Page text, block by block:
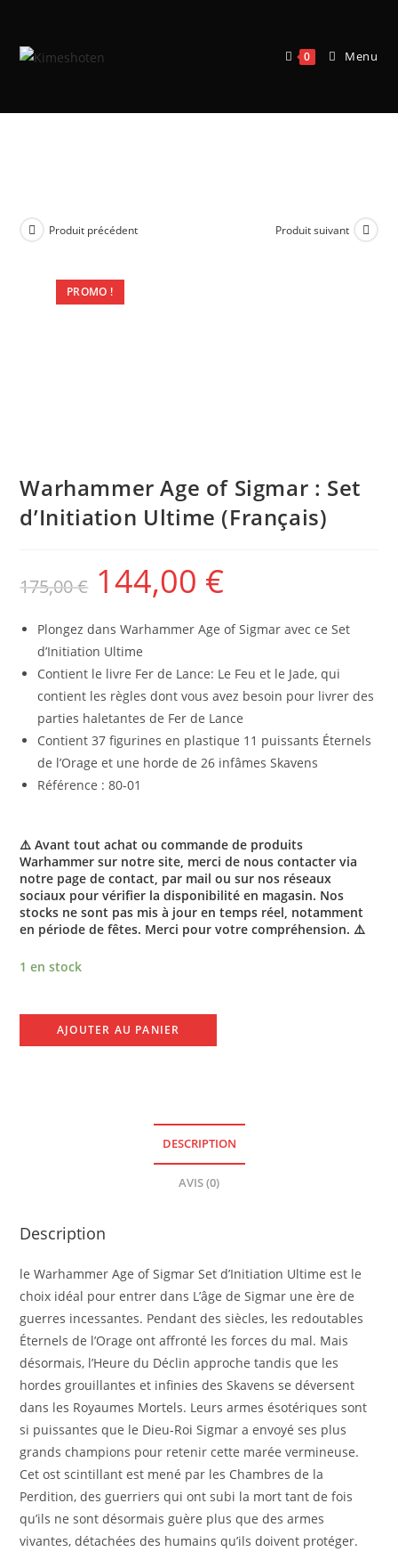
0 Menu
PROMO !
Produit précédent Produit suivant
Warhammer Age of Sigmar : Set
d’Initiation Ultime (Français)
175,00€ 144,00 €
Plongez dans Warhammer Age of Sigmar avec ce Set
d’Initiation Ultime
Contient le livre Fer de Lance: Le Feu et le Jade, qui
contient les règles dont vous avez besoin pour livrer des
parties haletantes de Fer de Lance
Contient 37 figurines en plastique 11 puissants Éternels
de l’Orage et une horde de 26 infâmes Skavens
Référence : 80-01
⚠️ Avant tout achat ou commande de produits
Warhammer sur notre site, merci de nous contacter via
notre page de contact, par mail ou sur nos réseaux
sociaux pour vérifier la disponibilité en magasin. Nos
stocks ne sont pas mis à jour en temps réel, notamment
en période de fêtes. Merci pour votre compréhension. ⚠️
1 en stock
AJOUTER AU PANIER
DESCRIPTION
AVIS (0)
Description
le Warhammer Age of Sigmar Set d’Initiation Ultime est le
choix idéal pour entrer dans L’âge de Sigmar une ère de
guerres incessantes. Pendant des siècles, les redoutables
Éternels de l’Orage ont affronté les forces du mal. Mais
désormais, l’Heure du Déclin approche tandis que les
hordes grouillantes et infinies des Skavens se déversent
dans les Royaumes Mortels. Leurs armes ésotériques sont
si puissantes que le Dieu-Roi Sigmar a envoyé ses plus
grands champions pour retenir cette marée vermineuse.
Cet ost scintillant est mené par les Chambres de la
Perdition, des guerriers qui ont subi la mort tant de fois
qu’ils ne sont désormais guère plus que des armes
vivantes, détachées des humains qu’ils doivent protéger.